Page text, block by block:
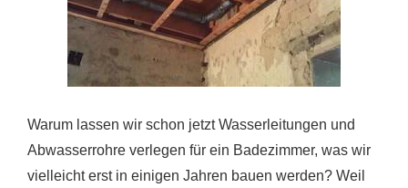
Warum lassen wir schon jetzt Wasserleitungen und
Abwasserrohre verlegen für ein Badezimmer, was wir
vielleicht erst in einigen Jahren bauen werden? Weil